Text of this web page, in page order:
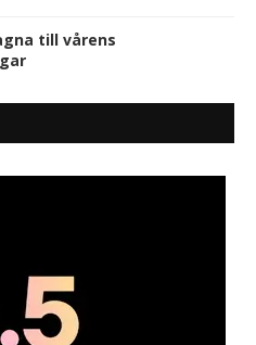
till vårens